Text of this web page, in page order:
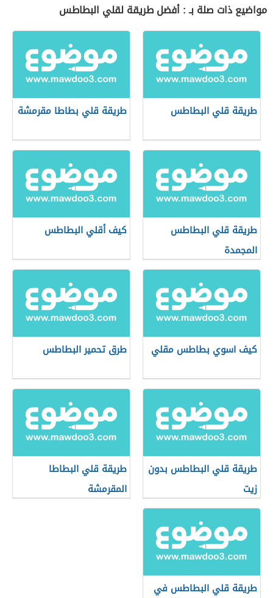
مواضيع ذات صلة بـ : أفضل طريقة لقلي البطاطس
طريقة قلي البطاطس طريقة قلي بطاطا مقرمشة
طريقة قلي البطاطس
المجمدة
كيف أقلي البطاطس
كيف اسوي بطاطس مقلي طرق تحمير البطاطس
طريقة قلي البطاطس بدون
زيت
طريقة قلي البطاطا
المقرمشة
طريقة قلي البطاطس في